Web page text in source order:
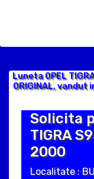
Luneta OPEL
ORIGINAL, vandut
Solicita
TIGRA
2000
Localitate :